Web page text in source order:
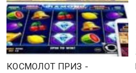
КОСМОЛОТ ПРИЗ -